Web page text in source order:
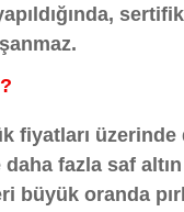
fiyatları
fazla saf
büyük oranda